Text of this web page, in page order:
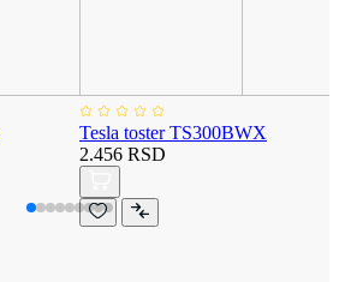
Tesla toster TS300BWX
2.456 RSD